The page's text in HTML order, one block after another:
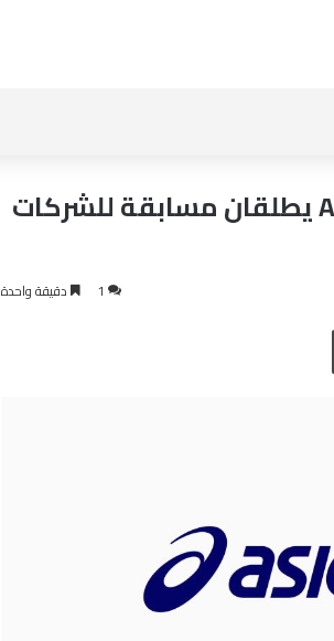
الاتحاد السعودي للرياضة للجميع وشركة Asics يطلقان مسابقة للشركات
1 دقيقة واحدة
طباعة